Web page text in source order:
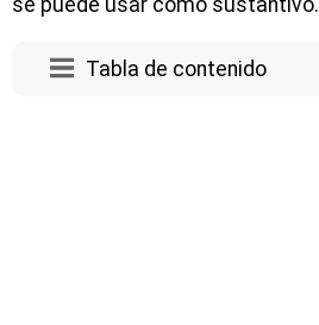
se puede usar como sustantivo.
Tabla de contenido